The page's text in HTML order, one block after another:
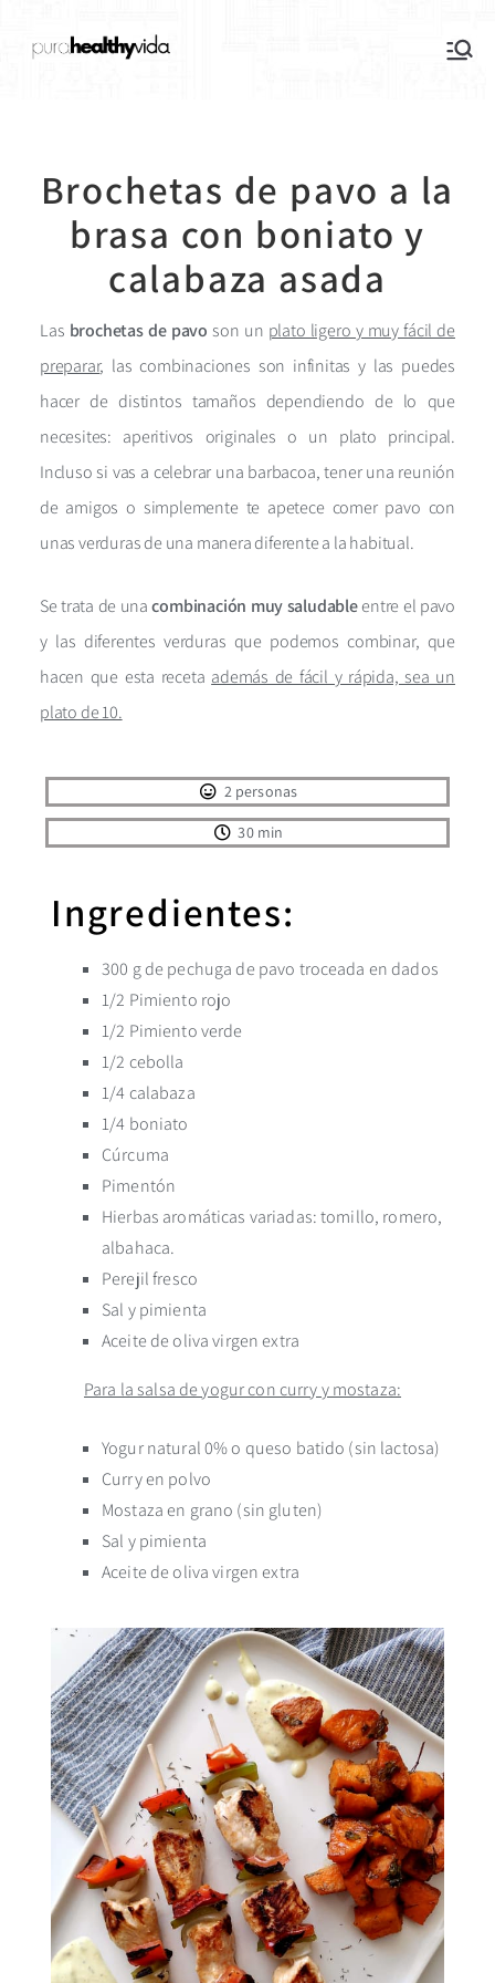
Brochetas de pavo a la
brasa con boniato y
calabaza asada
Las brochetas de pavo son un plato ligero y muy fácil de
preparar, las combinaciones son infinitas y las puedes
hacer de distintos tamaños dependiendo de lo que
necesites: aperitivos originales o un plato principal.
Incluso si vas a celebrar una barbacoa, tener una reunión
de amigos o simplemente te apetece comer pavo con
unas verduras de una manera diferente a la habitual.
Se trata de unacombinación muy saludableentre el pavo
y las diferentes verduras que podemos combinar, que
hacen que esta receta además de fácil y rápida, sea un
plato de 10.
2 personas
30 min
Ingredientes:
300 g de pechuga de pavo troceada en dados
1/2 Pimiento rojo
1/2 Pimiento verde
1/2 cebolla
1/4 calabaza
1/4 boniato
Cúrcuma
Pimentón
Hierbas aromáticas variadas: tomillo, romero,
albahaca.
Perejil fresco
Sal y pimienta
Aceite de oliva virgen extra
Para la salsa de yogur con curry y mostaza:
Yogur natural 0% o queso batido (sin lactosa)
Curry en polvo
Mostaza en grano (sin gluten)
Sal y pimienta
Aceite de oliva virgen extra